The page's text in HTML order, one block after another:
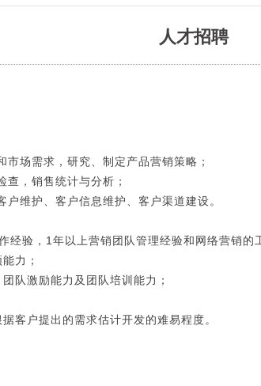
人才招聘
场需求，研究、制定产品营销策略；
查，销售统计与分析；
维护、客户信息维护、客户渠道建设。
经验，1年以上营销团队管理经验和网络营销的
力、带领能力；
队激励能力及团队培训能力；
责任心强；
客户提出的需求估计开发的难易程度。